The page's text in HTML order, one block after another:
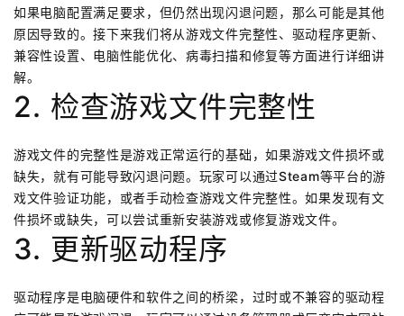
如果电脑配置满足要求，但仍然出现闪退问题，那么可能是其他
原因导致的。接下来我们将从游戏文件完整性、驱动程序更新、
兼容性设置、电脑性能优化、病毒扫描和修复等方面进行详细讲
解。
2. 检查游戏文件完整性
游戏文件的完整性是游戏正常运行的基础，如果游戏文件损坏或
缺失，就有可能导致闪退问题。玩家可以通过Steam等平台的游
戏文件验证功能，或者手动检查游戏文件完整性。如果发现有文
件损坏或缺失，可以尝试重新安装游戏或修复游戏文件。
3. 更新驱动程序
驱动程序是电脑硬件和软件之间的桥梁，过时或不兼容的驱动程